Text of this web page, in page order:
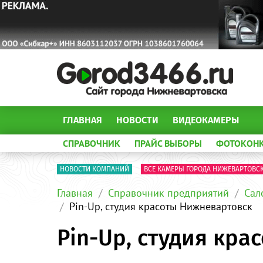
ГЛАВНАЯ НОВОСТИ ВИДЕОКАМЕРЫ
СПРАВОЧНИК ПРАЙС ВЫБОРЫ
НОВОСТИ КОМПАНИЙ ВСЕ КАМЕРЫ ГОРОДА
Главная Справочник предприятий
Pin-Up, студия красоты Нижневартовск
Pin-Up, студия